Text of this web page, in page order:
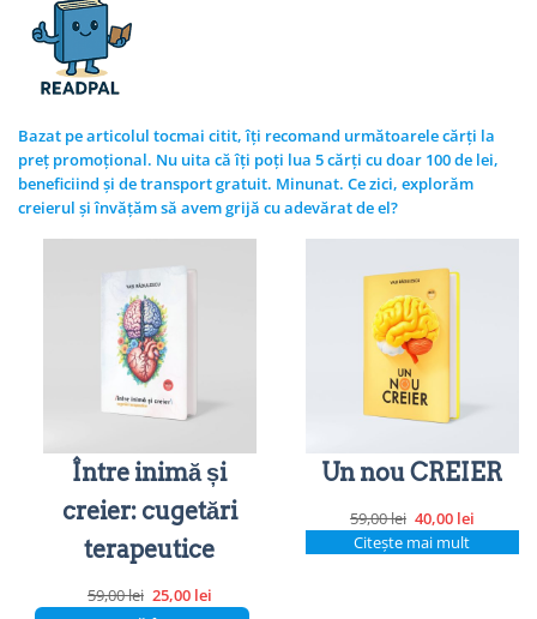
Bazat pe articolul tocmai citit, îți recomand următoarele cărți la
preț promoțional. Nu uita că îți poți lua 5 cărți cu doar 100 de lei,
beneficiind și de transport gratuit. Minunat. Ce zici, explorăm
creierul și învățăm să avem grijă cu adevărat de el?
Între inimă și
creier: cugetări
terapeutice
59,00lei Prețul
25,00 leiPrețul
Un nou CREIER
59,00lei Prețul
inițial
40,00 leiPrețul
Citește mai mult